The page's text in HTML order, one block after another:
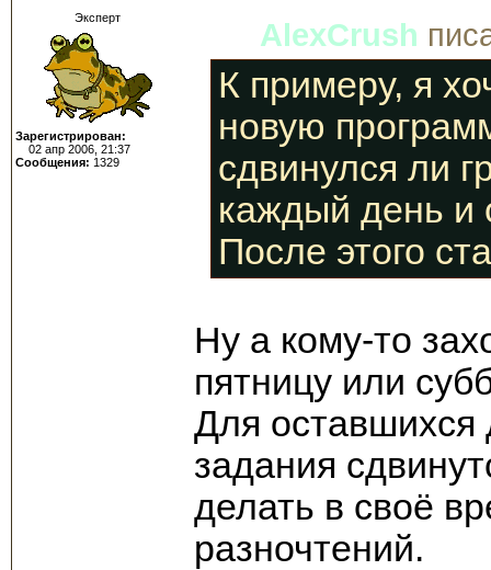
Эксперт
Зарегистрирован:
02 апр 2006, 21:37
Сообщения: 1329
AlexCrush
К примеру, я
новую
сдвинулся ли
каждый день и
После этого
Ну а кому-то
пятницу или
Для оставшихся
задания
делать в своё
разночтений.